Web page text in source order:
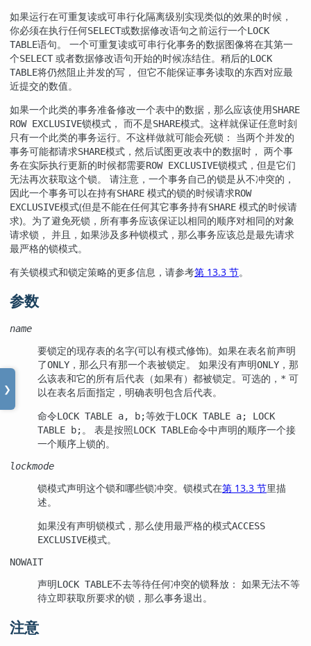
❯
如果运行在可重复读或可串行化隔离级别实现类似的效果的时候，
你必须在执行任何SELECT或数据修改语句之前运行一个LOCK
TABLE语句。 一个可重复读或可串行化事务的数据图像将在其第一
个SELECT 或者数据修改语句开始的时候冻结住。稍后的LOCK
TABLE将仍然阻止并发的写， 但它不能保证事务读取的东西对应最
近提交的数值。
如果一个此类的事务准备修改一个表中的数据，那么应该使用SHARE
ROW EXCLUSIVE锁模式， 而不是SHARE模式。这样就保证任意时刻
只有一个此类的事务运行。不这样做就可能会死锁： 当两个并发的
事务可能都请求SHARE模式，然后试图更改表中的数据时， 两个事
务在实际执行更新的时候都需要ROW EXCLUSIVE锁模式，但是它们
无法再次获取这个锁。 请注意，一个事务自己的锁是从不冲突的，
因此一个事务可以在持有SHARE 模式的锁的时候请求ROW
EXCLUSIVE模式(但是不能在任何其它事务持有SHARE 模式的时候请
求)。为了避免死锁，所有事务应该保证以相同的顺序对相同的对象
请求锁， 并且，如果涉及多种锁模式，那么事务应该总是最先请求
最严格的锁模式。
有关锁模式和锁定策略的更多信息，请参考第 13.3 节。
参数
name
要锁定的现存表的名字(可以有模式修饰)。如果在表名前声明
了ONLY ，那么只有那一个表被锁定。 如果没有声明ONLY ，那
么该表和它的所有后代表（如果有）都被锁定。可选的， * 可
以在表名后面指定，明确表明包含后代表。
命令LOCK TABLE a, b;等效于LOCK TABLE a; LOCK
TABLE b;。 表是按照LOCK TABLE命令中声明的顺序一个接
一个顺序上锁的。
lockmode
锁模式声明这个锁和哪些锁冲突。锁模式在第 13.3 节里描
述。
如果没有声明锁模式，那么使用最严格的模式ACCESS
EXCLUSIVE模式。
NOWAIT
声明LOCK TABLE不去等待任何冲突的锁释放： 如果无法不等
待立即获取所要求的锁，那么事务退出。
注意